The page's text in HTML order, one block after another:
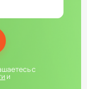
с
и